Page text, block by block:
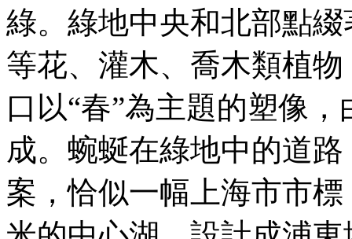
綠。綠地中央和北部點
等花、灌木、喬木類植
口以“春”為主題的塑像
成。蜿蜒在綠地中的道
案，恰似一幅上海市市